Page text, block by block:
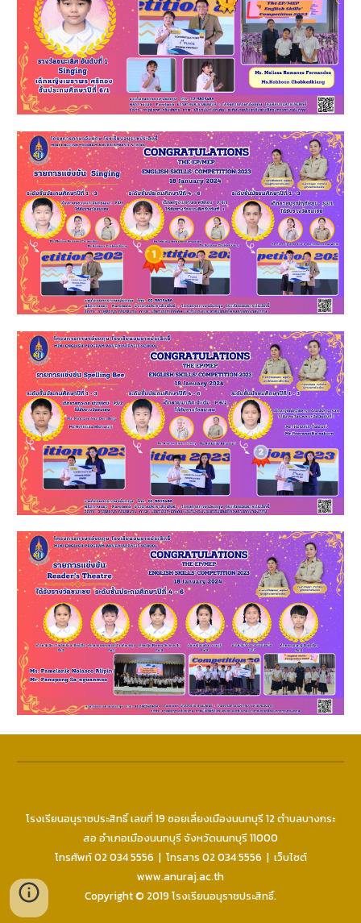
โรงเรียนอนุราชประสิทธิ์ เลขที่ 19ซอยเลี่ยงเมืองนนทบุรี 12 ตำบลบางกระ
สอ อำเภอเมืองนนทบุรี จังหวัดนนทบุรี 11000
โทรศัพท์ 020345556 | โทรสาร 020345556 | เว็บไซต์
www.anuraj.ac.th
Copyright © 2019 โรงเรียนอนุราชประสิทธิ์.